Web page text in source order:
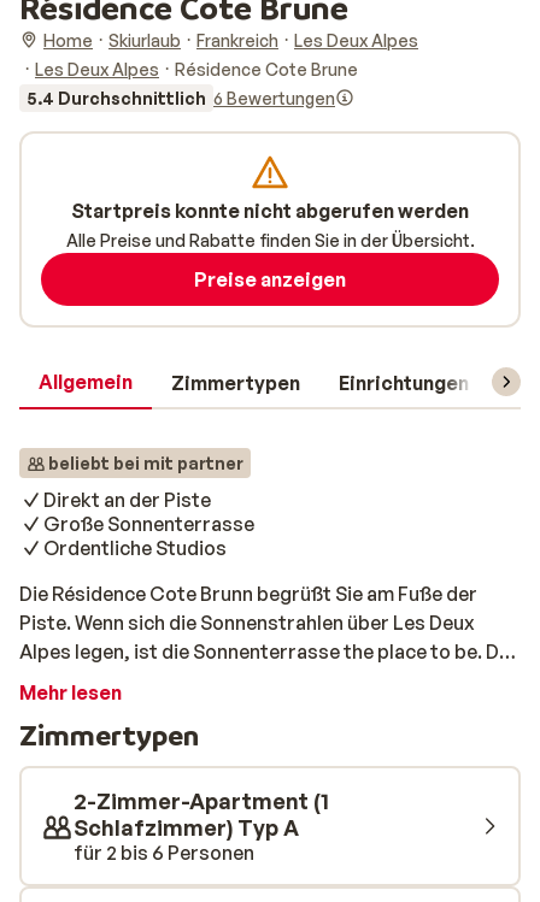
Home Skiurlaub Frankreich
Les Deux Alpes
Les Deux Alpes
Résidence Cote Brune
5.4 Durchschnittlich 6 Bewertungen
Allgemein Zimmertypen Einrichtungen
beliebt bei mit partner
Direkt an der Piste
Große Sonnenterrasse
Ordentliche Studios
Die Résidence Cote Brunn begrüßt Sie am Fuße der
Piste. Wenn sich die Sonnenstrahlen über Les Deux
Alpes legen, ist die Sonnenterrasse the place to be. Die
geräumigen Studios sind einfach aber ordentlich. Nach
der Sonnenterrasse bequem machen und dort
gemütlich entspannen.
Mehr lesen
Zimmertypen
2-Zimmer-Apartment (1
Schlafzimmer) Typ A
für 2 bis 6 Personen
Startpreis konnte nicht abgerufen werden
Alle Preise und Rabatte finden Sie in der Übersicht.
Preise anzeigen